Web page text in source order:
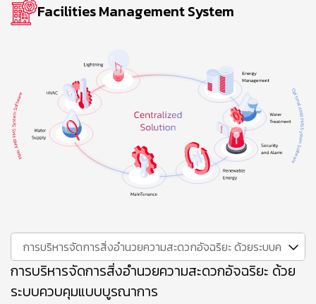
Facilities Management System
การบริหารจัดการสิ่งอำนวยความสะดวกอัจฉริยะ ด้วยระบบควบคุม
การบริหารจัดการสิ่งอำนวยความสะดวกอัจฉริยะ ด้วย
ระบบควบคุมแบบบูรณาการ